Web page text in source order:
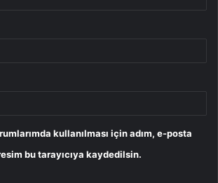
kullanılması için adım, e-posta
bu tarayıcıya kaydedilsin.